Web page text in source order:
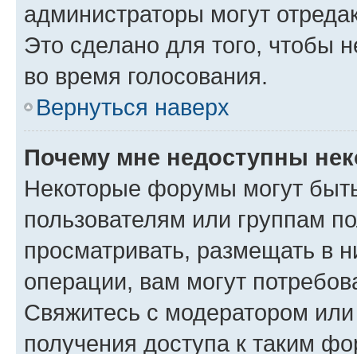
администраторы могут
Это сделано для того, чтобы
во время голосования.
Вернуться наверх
Почему мне недоступны
Некоторые форумы могут
пользователям или группам
просматривать, размещать в
операции, вам могут
Свяжитесь с модератором
получения доступа к таким